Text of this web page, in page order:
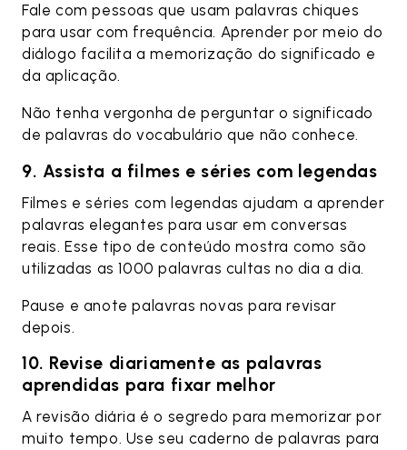
Fale com pessoas que usam palavras chiques
para usar com frequência. Aprender por meio do
diálogo facilita a memorização do significado e
da aplicação.
Não tenha vergonha de perguntar o significado
de palavras do vocabulário que não conhece.
9. Assista a filmes e séries com legendas
Filmes e séries com legendas ajudam a aprender
palavras elegantes para usar em conversas
reais. Esse tipo de conteúdo mostra como são
utilizadas as 1000 palavras cultas no dia a dia.
Pause e anote palavras novas para revisar
depois.
10. Revise diariamente as palavras
aprendidas para fixar melhor
A revisão diária é o segredo para memorizar por
muito tempo. Use seu caderno de palavras para